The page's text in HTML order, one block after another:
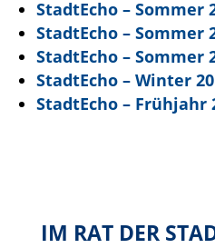
StadtEcho – Sommer
StadtEcho – Sommer
StadtEcho – Sommer
StadtEcho – Winter
StadtEcho – Frühjahr
IM RAT DER